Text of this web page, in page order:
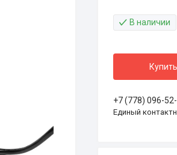
В наличии
Купить
+7 (778) 096-
Единый